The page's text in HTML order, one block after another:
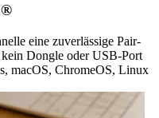
eine zuverlässige Pair-
Dongle oder USB-Port
macOS, ChromeOS, Linux